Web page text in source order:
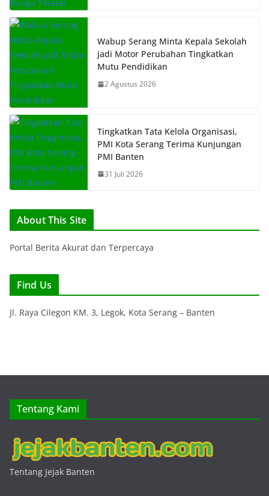
Wabup Serang Minta Kepala Sekolah
jadi Motor Perubahan Tingkatkan
Mutu Pendidikan
2 Agustus 2026
Tingkatkan Tata Kelola Organisasi,
PMI Kota Serang Terima Kunjungan
PMI Banten
31 Juli 2026
About This Site
Portal Berita Akurat dan Terpercaya
Find Us
Jl. Raya Cilegon KM. 3, Legok, Kota Serang – Banten
Tentang Kami
Tentang Jejak Banten